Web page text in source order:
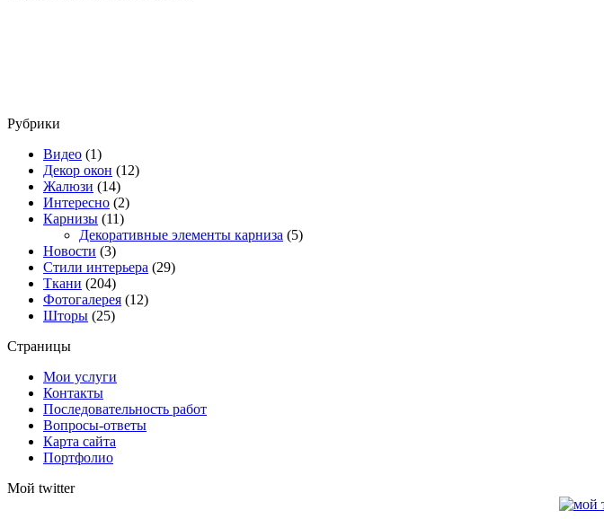
Рубрики
Видео (1)
Декор окон (12)
Жалюзи (14)
Интересно (2)
Карнизы (11)
Декоративные элементы карниза (5)
Новости (3)
Стили интерьера (29)
Ткани (204)
Фотогалерея (12)
Шторы (25)
Страницы
Мои услуги
Контакты
Последовательность работ
Вопросы-ответы
Карта сайта
Портфолио
Мой twitter